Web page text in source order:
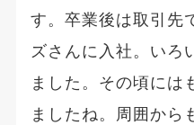
す。卒業後は取引先
ズさんに入社。いろ
ました。その頃には
ましたね。周囲から